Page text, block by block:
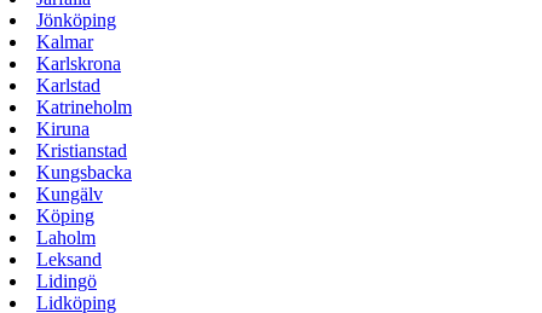
Jönköping
Kalmar
Karlskrona
Karlstad
Katrineholm
Kiruna
Kristianstad
Kungsbacka
Kungälv
Köping
Laholm
Leksand
Lidingö
Lidköping